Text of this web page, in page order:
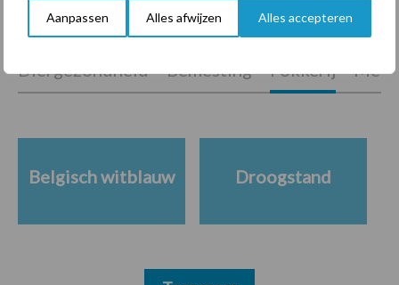
Aanpassen Alles afwijzen Alles accepteren
Themapagina's
Diergezondheid Bemesting Fokkerij
Belgisch witblauw Droogstand